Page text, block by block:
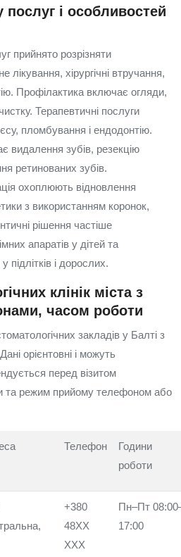
і особливостей
прийнято розрізняти
лікування, хірургічні втручання,
Профілактика включає огляди,
Терапевтичні послуги
пломбування і ендодонтію.
видалення зубів, резекцію
ретинованих зубів.
охоплюють відновлення
з використанням коронок,
рішення частіше
апаратів у дітей та
і дорослих.
клінік міста з
часом роботи
закладів у Балті з
орієнтовні і можуть
перед візитом
та режим прийому телефоном або
Телефон
Години
роботи
+380
48XX
XXX
Пн–Пт
17:00